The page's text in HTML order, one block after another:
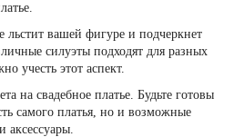
льстит вашей фигуре и подчеркнет
силуэты подходят для разных
учесть этот аспект.
на свадебное платье. Будьте готовы
самого платья, но и возможные
аксессуары.